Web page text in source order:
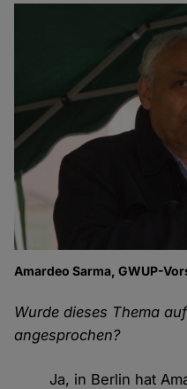
Amardeo Sarma, GWUP-
Wurde dieses Thema
angesprochen?
Ja, in Berlin hat